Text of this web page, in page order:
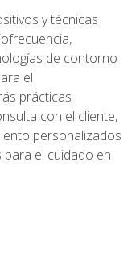
y técnicas
de contorno
el
prácticas
con el cliente,
personalizados
el cuidado en